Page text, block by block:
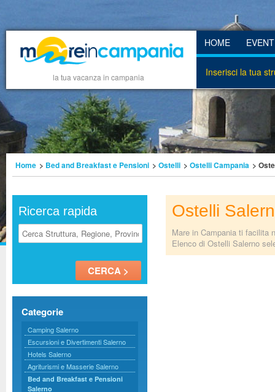
la tua vacanza in campania
HOME
Inserisci la tua
Home > Bed and Breakfast e Pensioni > Ostelli > Ostelli Campania >
Ricerca rapida
Categorie
Camping Salerno
Escursioni e Divertimenti Salerno
Hotels Salerno
Agriturismi e Masserie Salerno
Bed and Breakfast e Pensioni
Salerno
Ostelli
Mare in Campania ti facilita
Elenco di Ostelli Salerno